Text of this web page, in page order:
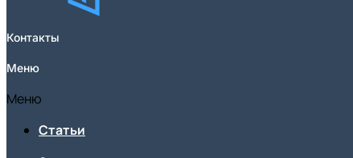
Контакты
Меню
Меню
Статьи